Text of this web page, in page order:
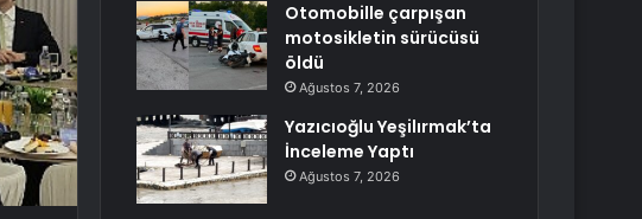
Otomobille çarpışan
motosikletin sürücüsü
öldü
Ağustos 7, 2026
Yazıcıoğlu Yeşilırmak’ta
İnceleme Yaptı
Ağustos 7, 2026